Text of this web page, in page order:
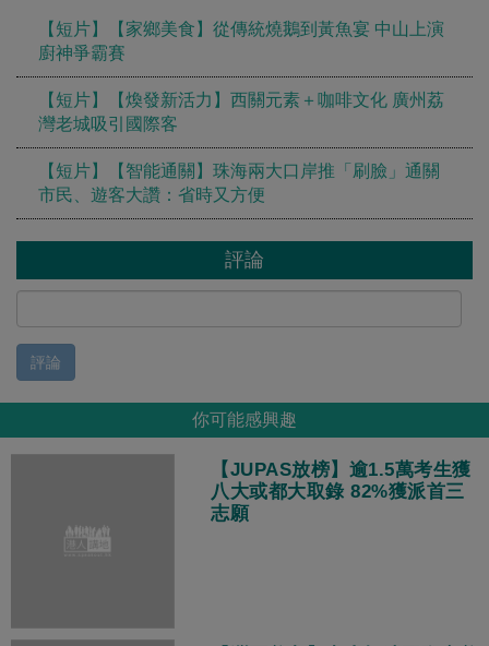
【短片】【家鄉美食】從傳統燒鵝到黃魚宴 中山上演
廚神爭霸賽
【短片】【煥發新活力】西關元素＋咖啡文化 廣州荔
灣老城吸引國際客
【短片】【智能通關】珠海兩大口岸推「刷臉」通關
市民、遊客大讚：省時又方便
評論
評論
你可能感興趣
【JUPAS放榜】逾1.5萬考生獲
八大或都大取錄 82%獲派首三
志願